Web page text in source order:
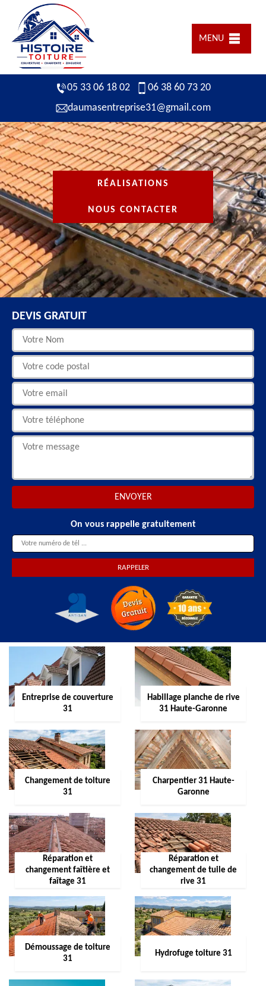
MENU
05 33 06 18 02
06 38 60 73 20
daumasentreprise31@gmail.com
RÉALISATIONS
NOUS CONTACTER
DEVIS GRATUIT
On vous rappelle gratuitement
Entreprise de couverture
31
Habillage planche de rive
31 Haute-Garonne
Changement de toiture
31
Charpentier 31 Haute-
Garonne
Réparation et
changement faîtière et
faîtage 31
Réparation et
changement de tuile de
rive 31
Démoussage de toiture
31
Hydrofuge toiture 31